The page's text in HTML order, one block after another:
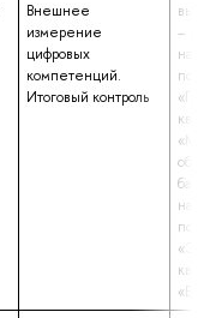
Внешнее
измерение
цифровых
компетенций.
Итоговый контроль
–